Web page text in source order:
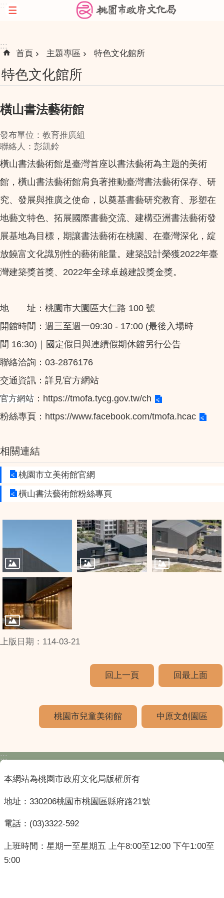
跳到主要內容區塊
:::
首頁 主題專區 特色文化館所
特色文化館所
橫山書法藝術館
發布單位：教育推廣組
聯絡人：彭凱鈴
橫山書法藝術館是臺灣首座以書法藝術為主題的美術
館，橫山書法藝術館肩負著推動臺灣書法藝術保存、研
究、發展與推廣之使命，以奠基書藝研究教育、形塑在
地藝文特色、拓展國際書藝交流、建構亞洲書法藝術發
展基地為目標，期讓書法藝術在桃園、在臺灣深化，綻
放饒富文化識別性的藝術能量。建築設計榮獲2022年臺
灣建築獎首獎、2022年全球卓越建設獎金獎。
地 址：桃園市大園區大仁路 100 號
開館時間：週三至週一09:30 - 17:00 (最後入場時
間 16:30)｜國定假日與連續假期休館另行公告
聯絡洽詢：03-2876176
交通資訊：詳見官方網站
官方網站 ： https://tmofa.tycg.gov.tw/ch
粉絲專頁： https://www.facebook.com/tmofa.hcac
相關連結
桃園市立美術館官網
橫山書法藝術館粉絲專頁
上版日期：114-03-21
回上一頁 回最上面
桃園市兒童美術館 中原文創園區
:::
本網站為桃園市政府文化局版權所有
地址：330206桃園市桃園區縣府路21號
電話：(03)3322-592
上班時間：星期一至星期五 上午8:00至12:00 下午1:00至
5:00